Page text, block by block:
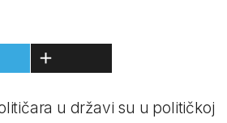
u državi su u političkoj